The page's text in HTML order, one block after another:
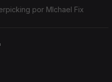
por MIchael Fix